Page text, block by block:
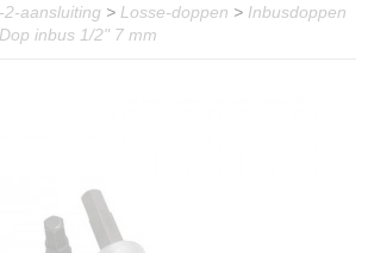
2-aansluiting > Losse-doppen > Inbusdoppen
inbus 1/2" 7 mm